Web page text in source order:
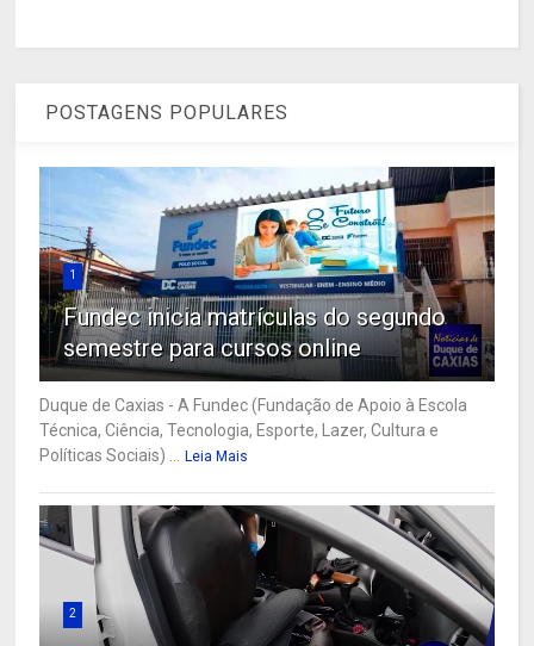
POSTAGENS POPULARES
1
Fundec inicia matrículas do segundo
semestre para cursos online
Duque de Caxias - A Fundec (Fundação de Apoio à Escola
Técnica, Ciência, Tecnologia, Esporte, Lazer, Cultura e
Políticas Sociais) ...
Leia Mais
2